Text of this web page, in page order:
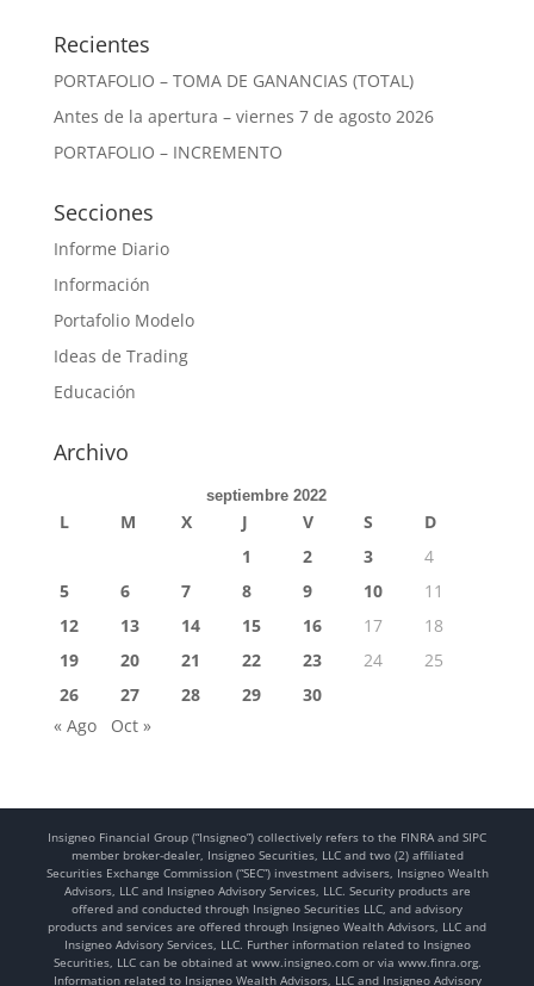
Recientes
PORTAFOLIO – TOMA DE GANANCIAS (TOTAL)
Antes de la apertura – viernes 7 de agosto 2026
PORTAFOLIO – INCREMENTO
Secciones
Informe Diario
Información
Portafolio Modelo
Ideas de Trading
Educación
Archivo
septiembre 2022
L M X J V S
D
1
2 3
4
5
6 7 8 9 10
11
12
13 14 15 16 17
18
19
20 21 22 23 24
25
26
27 28 29
30
« Ago
Oct »
Insigneo Financial Group (“Insigneo”) collectively refers to the FINRA and SIPC
member broker-dealer, Insigneo Securities, LLC and two (2) affiliated
Securities Exchange Commission (“SEC”) investment advisers, Insigneo Wealth
Advisors, LLC and Insigneo Advisory Services, LLC. Security products are
offered and conducted through Insigneo Securities LLC, and advisory
products and services are offered through Insigneo Wealth Advisors, LLC and
Insigneo Advisory Services, LLC. Further information related to Insigneo
Securities, LLC can be obtained at www.insigneo.com or via www.finra.org.
Information related to Insigneo Wealth Advisors, LLC and Insigneo Advisory